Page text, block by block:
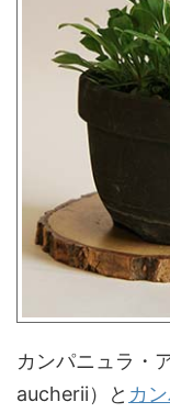
カンパニュラ・
aucherii）と カ